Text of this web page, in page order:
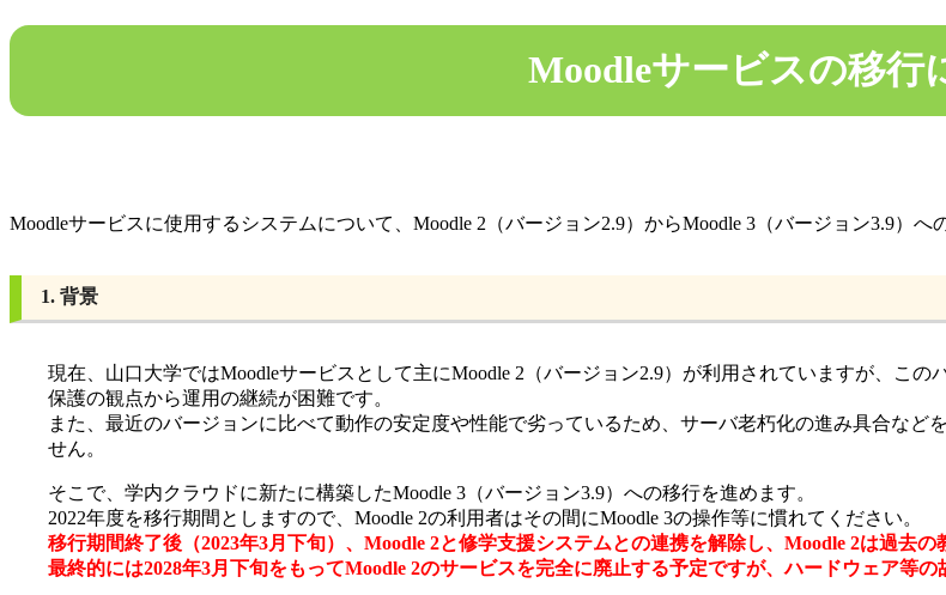
Moodleサービスの移行
Moodleサービスに使用するシステムについて、Moodle 2（バージョン2.9）からMoodle 3（バージョン3.9）へ
1. 背景
現在、山口大学ではMoodleサービスとして主にMoodle 2（バージョン2.9）が利用されていますが、こ
保護の観点から運用の継続が困難です。
また、最近のバージョンに比べて動作の安定度や性能で劣っているため、サーバ老朽化の進み具合な
せん。
そこで、学内クラウドに新たに構築したMoodle 3（バージョン3.9）への移行を進めます。
2022年度を移行期間としますので、Moodle 2の利用者はその間にMoodle 3の操作等に慣れてください。
移行期間終了後（2023年3月下旬）、Moodle 2と修学支援システムとの連携を解除し、Moodle 2は過去の
最終的には2028年3月下旬をもってMoodle 2のサービスを完全に廃止する予定ですが、ハードウェア等